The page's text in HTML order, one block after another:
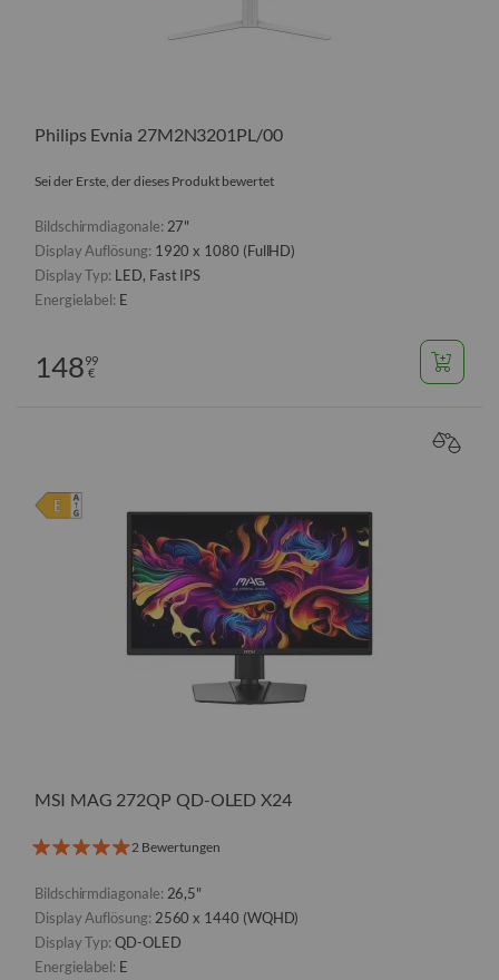
Philips Evnia 27M2N3201PL/00
Sei der Erste, der dieses Produkt bewertet
Bildschirmdiagonale: 27"
Display Auflösung: 1920 x 1080 (FullHD)
Display Typ: LED, Fast IPS
Energielabel: E
14899
€
MSI MAG 272QP QD-OLED X24
2 Bewertungen
Bildschirmdiagonale: 26,5"
Display Auflösung: 2560 x 1440 (WQHD)
Display Typ:QD-OLED
Energielabel: E